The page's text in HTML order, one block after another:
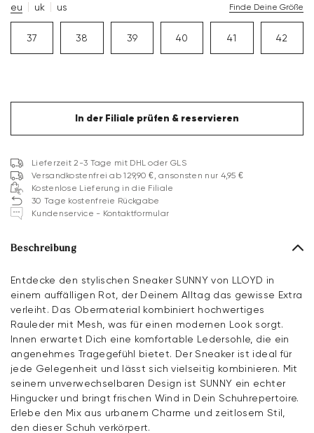
eu uk us Finde Deine Größe
37 38 39 40 41 42
In der Filiale prüfen & reservieren
Lieferzeit 2-3 Tage mit DHL oder GLS
Versandkostenfrei ab 129,90 €, ansonsten nur 4,95 €
Kostenlose Lieferung in die Filiale
30 Tage kostenfreie Rückgabe
Kundenservice - Kontaktformular
Beschreibung
Entdecke den stylischen Sneaker SUNNY von LLOYD in
einem auffälligen Rot, der Deinem Alltag das gewisse Extra
verleiht. Das Obermaterial kombiniert hochwertiges
Rauleder mit Mesh, was für einen modernen Look sorgt.
Innen erwartet Dich eine komfortable Ledersohle, die ein
angenehmes Tragegefühl bietet. Der Sneaker ist ideal für
jede Gelegenheit und lässt sich vielseitig kombinieren. Mit
seinem unverwechselbaren Design ist SUNNY ein echter
Hingucker und bringt frischen Wind in Dein Schuhrepertoire.
Erlebe den Mix aus urbanem Charme und zeitlosem Stil,
den dieser Schuh verkörpert.